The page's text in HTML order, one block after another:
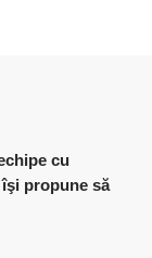
propune să